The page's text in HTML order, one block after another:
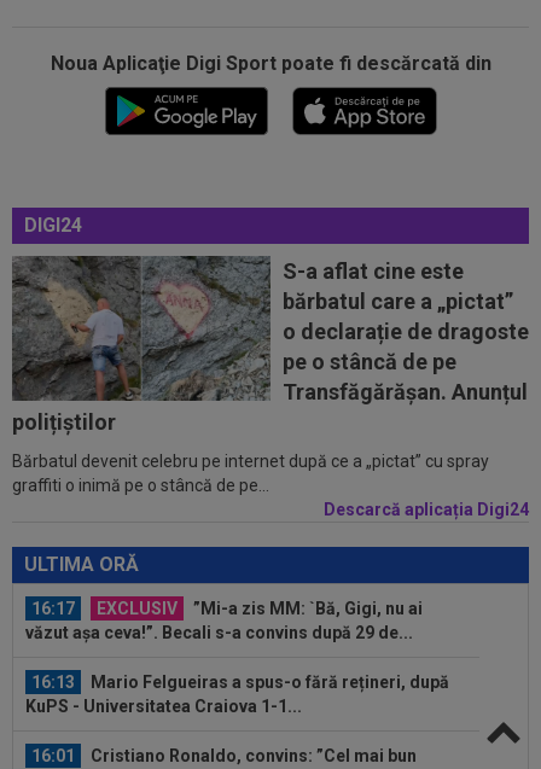
Noua Aplicaţie Digi Sport poate fi descărcată din
DIGI24
S-a aflat cine este
bărbatul care a „pictat”
o declarație de dragoste
pe o stâncă de pe
Transfăgărășan. Anunțul
polițiștilor
Bărbatul devenit celebru pe internet după ce a „pictat” cu spray
graffiti o inimă pe o stâncă de pe...
Descarcă aplicația Digi24
ULTIMA ORĂ
16:01 EXCLUSIV
Victor Pițurcă nu i-a iertat pe cei
de la FCSB: ”E rușinos”
16:01
Lovitură de teatru: Manchester City a refuzat
oferta Barcelonei pentru...
15:48 OFICIAL Leonardo Bonucci a semnat
15:30 EXCLUSIV
Ilie Dumitrescu a dat verdictul în
privința lui Marius Baciu
TAS l-a suspendat 9 luni pe Cosmin...
16:17 EXCLUSIV
”Mi-a zis MM: `Bă, Gigi, nu ai
văzut așa ceva!”. Becali s-a convins după 29 de...
16:13
Mario Felgueiras a spus-o fără rețineri, după
KuPS - Universitatea Craiova 1-1...
16:01
Cristiano Ronaldo, convins: ”Cel mai bun